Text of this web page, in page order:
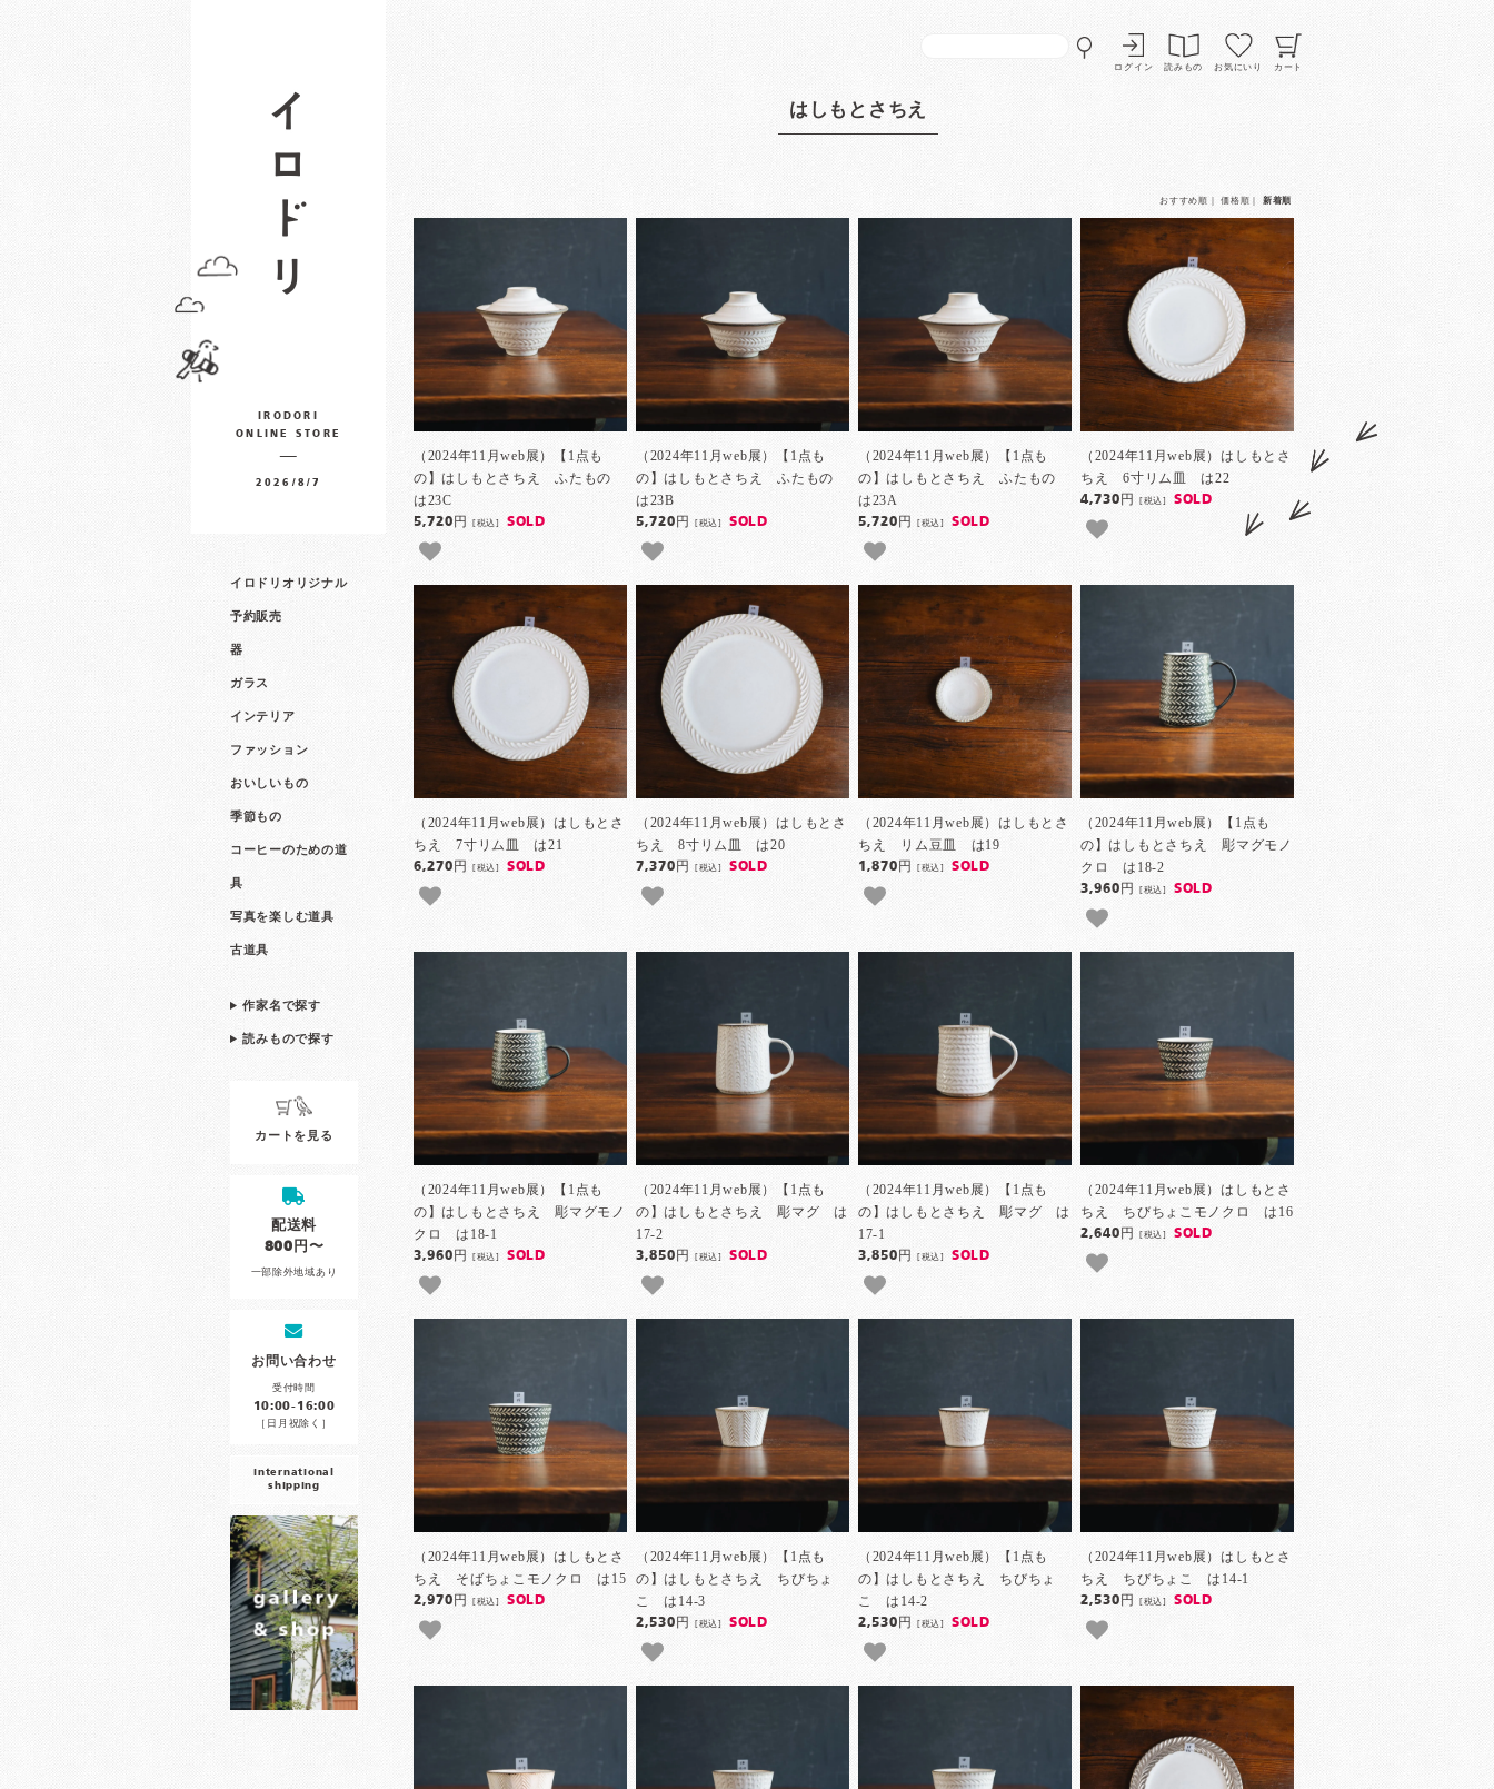
ログイン 読みもの お気にいり カート
IRODORI
ONLINE STORE
2026/8/7
イロドリオリジナル
予約販売
器
ガラス
インテリア
ファッション
おいしいもの
季節もの
コーヒーのための道
具
写真を楽しむ道具
古道具
作家名で探す
読みもので探す
カートを見る
配送料
800円〜
一部除外地域あり
お問い合わせ
受付時間
10:00-16:00
［日月祝除く］
international
shipping
はしもとさちえ
おすすめ順 ｜価格順 新着順
（2024年11月web展）【1点も
の】はしもとさちえ ふたもの
は23C
5,720円[税込] SOLD
（2024年11月web展）【1点も
の】はしもとさちえ ふたもの
は23B
5,720円[税込] SOLD
（2024年11月web展）【1点も
の】はしもとさちえ ふたもの
は23A
5,720円[税込] SOLD
（2024年11月web展）はしもとさ
ちえ 6寸リム皿 は22
4,730円[税込] SOLD
（2024年11月web展）はしもとさ
ちえ 7寸リム皿 は21
6,270円[税込] SOLD
（2024年11月web展）はしもとさ
ちえ 8寸リム皿 は20
7,370円[税込] SOLD
（2024年11月web展）はしもとさ
ちえ リム豆皿 は19
1,870円[税込] SOLD
（2024年11月web展）【1点も
の】はしもとさちえ 彫マグモノ
クロ は18-2
3,960円[税込] SOLD
（2024年11月web展）【1点も
の】はしもとさちえ 彫マグモノ
クロ は18-1
3,960円[税込] SOLD
（2024年11月web展）【1点も
の】はしもとさちえ 彫マグ は
17-2
3,850円[税込] SOLD
（2024年11月web展）【1点も
の】はしもとさちえ 彫マグ は
17-1
3,850円[税込] SOLD
（2024年11月web展）はしもとさ
ちえ ちびちょこモノクロ は16
2,640円[税込] SOLD
（2024年11月web展）はしもとさ
ちえ そばちょこモノクロ は15
2,970円[税込] SOLD
（2024年11月web展）【1点も
の】はしもとさちえ ちびちょ
こ は14-3
2,530円[税込] SOLD
（2024年11月web展）【1点も
の】はしもとさちえ ちびちょ
こ は14-2
2,530円[税込] SOLD
（2024年11月web展）はしもとさ
ちえ ちびちょこ は14-1
2,530円[税込] SOLD